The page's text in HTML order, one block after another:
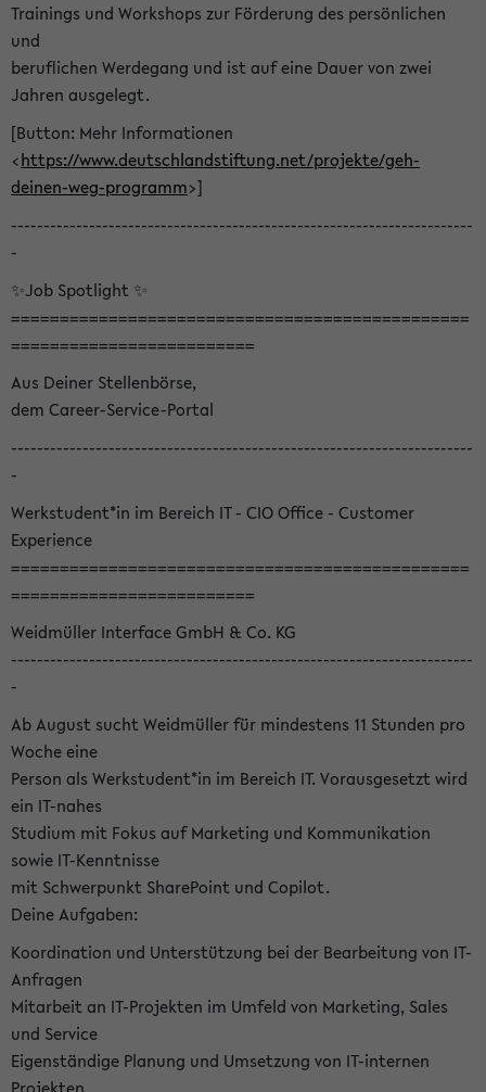
Trainings und Workshops zur Förderung des persönlichen
und
beruflichen Werdegang und ist auf eine Dauer von zwei
Jahren ausgelegt.
[Button: Mehr Informationen
<https://www.deutschlandstiftung.net/projekte/geh-
deinen-weg-programm>]
-----------------------------------------------------------------------
-
✨Job Spotlight ✨
===============================================
=========================
Aus Deiner Stellenbörse,
dem Career-Service-Portal
-----------------------------------------------------------------------
-
Werkstudent*in im Bereich IT - CIO Office - Customer
Experience
===============================================
=========================
Weidmüller Interface GmbH & Co. KG
-----------------------------------------------------------------------
-
Ab August sucht Weidmüller für mindestens 11 Stunden pro
Woche eine
Person als Werkstudent*in im Bereich IT. Vorausgesetzt wird
ein IT-nahes
Studium mit Fokus auf Marketing und Kommunikation
sowie IT-Kenntnisse
mit Schwerpunkt SharePoint und Copilot.
Deine Aufgaben:
Koordination und Unterstützung bei der Bearbeitung von IT-
Anfragen
Mitarbeit an IT-Projekten im Umfeld von Marketing, Sales
und Service
Eigenständige Planung und Umsetzung von IT-internen